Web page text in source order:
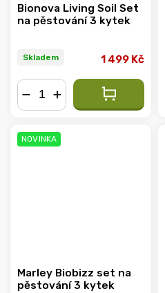
Bionova Living Soil Set
na pěstování 3 kytek
Skladem 1 499 Kč
NOVINKA
Marley Biobizz set na
pěstování 3 kytek